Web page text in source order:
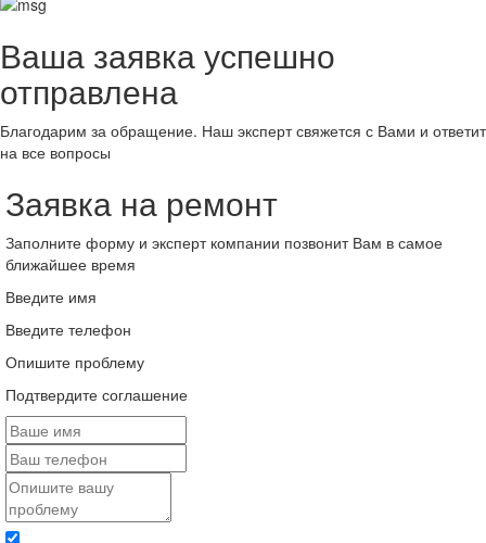
Ваша заявка успешно
отправлена
Благодарим за обращение. Наш эксперт свяжется с Вами и ответит
на все вопросы
Заявка на ремонт
Заполните форму и эксперт компании позвонит Вам в самое
ближайшее время
Введите имя
Введите телефон
Опишите проблему
Подтвердите соглашение